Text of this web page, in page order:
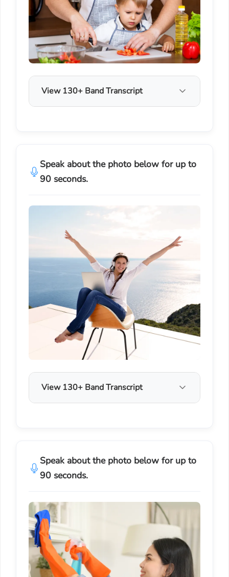
View 130+ Band Transcript
Speak about the photo below for up to
90 seconds.
View 130+ Band Transcript
Speak about the photo below for up to
90 seconds.